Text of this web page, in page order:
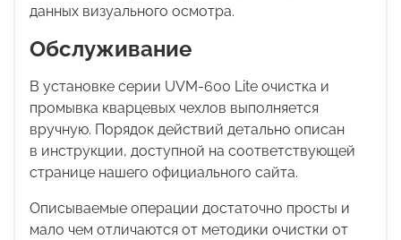
данных визуального осмотра.
Обслуживание
В установке серии UVM-600 Lite очистка и
промывка кварцевых чехлов выполняется
вручную. Порядок действий детально описан
в инструкции, доступной на соответствующей
странице нашего официального сайта.
Описываемые операции достаточно просты и
мало чем отличаются от методики очистки от